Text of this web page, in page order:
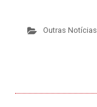
Outras Notícias